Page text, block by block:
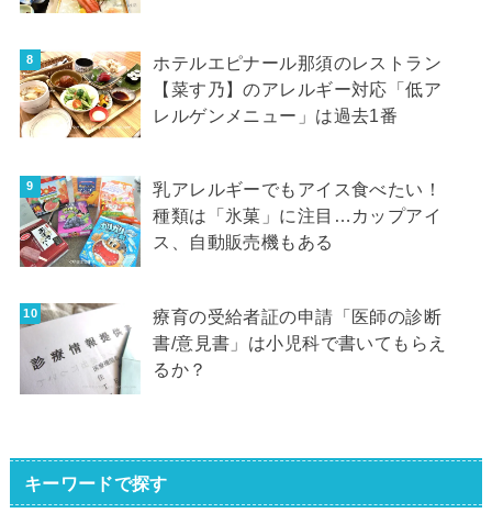
ホテルエピナール那須のレストラン
【菜す乃】のアレルギー対応「低ア
レルゲンメニュー」は過去1番
乳アレルギーでもアイス食べたい！
種類は「氷菓」に注目…カップアイ
ス、自動販売機もある
療育の受給者証の申請「医師の診断
書/意見書」は小児科で書いてもらえ
るか？
キーワードで探す